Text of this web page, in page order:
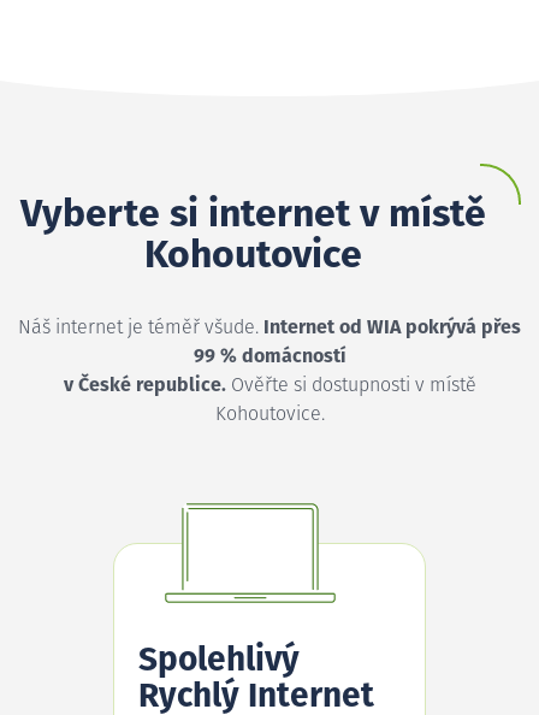
Vyberte si internet v místě
Kohoutovice
Náš internet je téměř všude. Internet od WIA pokrývá přes
99 % domácností
v České republice.Ověřte si dostupnosti v místě
Kohoutovice.
Spolehlivý
Rychlý Internet